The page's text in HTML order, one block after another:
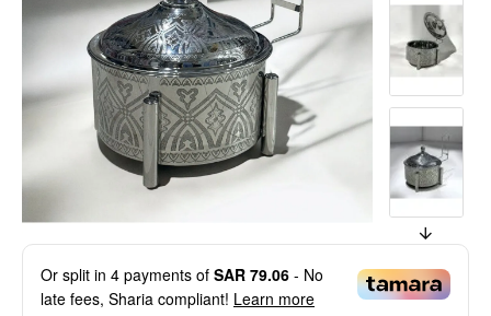
Or split in 4 payments of SAR 79.06 - No
late fees, Sharia compliant! Learn more